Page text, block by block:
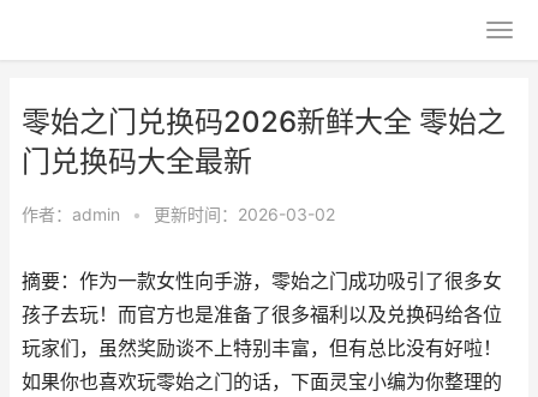
零始之门兑换码2026新鲜大全 零始之
门兑换码大全最新
作者： admin • 更新时间：2026-03-02
摘要：作为一款女性向手游，零始之门成功吸引了很多女
孩子去玩！而官方也是准备了很多福利以及兑换码给各位
玩家们，虽然奖励谈不上特别丰富，但有总比没有好啦！
如果你也喜欢玩零始之门的话，下面灵宝小编为你整理的